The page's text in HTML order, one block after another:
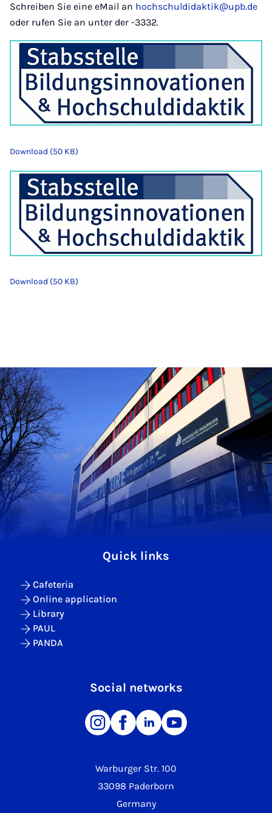
Schreiben Sie eine eMail an hochschuldidaktik@upb.de
oder rufen Sie an unter der -3332.
Download (50 KB)
Download (50 KB)
Warburger Str. 100
33098 Paderborn
Germany
Quick links
Cafeteria
Online application
Library
PAUL
PANDA
Social networks